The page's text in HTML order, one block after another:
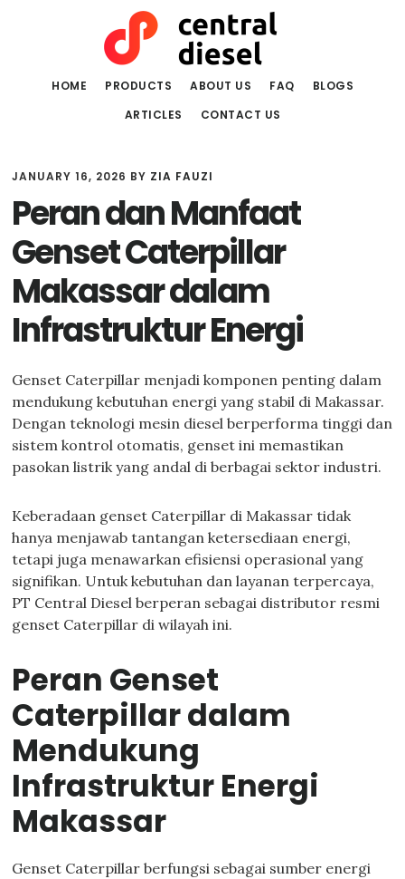
HOME PRODUCTS ABOUT US FAQ
BLOGS
ARTICLES
CONTACT US
JANUARY 16, 2026 BY ZIA FAUZI
Peran dan Manfaat
Genset Caterpillar
Makassar dalam
Infrastruktur Energi
Genset Caterpillar menjadi komponen penting dalam
mendukung kebutuhan energi yang stabil di Makassar.
Dengan teknologi mesin diesel berperforma tinggi dan
sistem kontrol otomatis, genset ini memastikan
pasokan listrik yang andal di berbagai sektor industri.
Keberadaan genset Caterpillar di Makassar tidak
hanya menjawab tantangan ketersediaan energi,
tetapi juga menawarkan efisiensi operasional yang
signifikan. Untuk kebutuhan dan layanan terpercaya,
PT Central Diesel berperan sebagai distributor resmi
genset Caterpillar di wilayah ini.
Peran Genset
Caterpillar dalam
Mendukung
Infrastruktur Energi
Makassar
Genset Caterpillar berfungsi sebagai sumber energi